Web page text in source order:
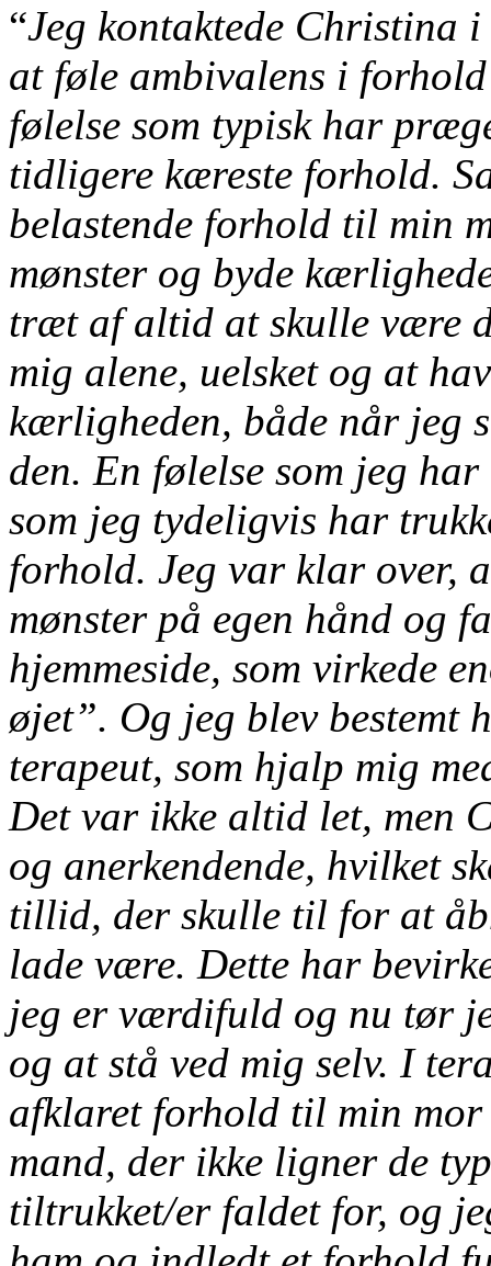
“Jeg kontaktede Christina
at føle ambivalens i
følelse som typisk har
tidligere kæreste forhold.
belastende forhold til min
mønster og byde
træt af altid at skulle være
mig alene, uelsket og at
kærligheden, både når jeg
den. En følelse som jeg
som jeg tydeligvis har
forhold. Jeg var klar over,
mønster på egen hånd og
hjemmeside, som virkede
øjet”. Og jeg blev bestemt
terapeut, som hjalp mig
Det var ikke altid let, men
og anerkendende, hvilket
tillid, der skulle til for at
lade være. Dette har
jeg er værdifuld og nu tør
og at stå ved mig selv. I
afklaret forhold til min mor
mand, der ikke ligner de
tiltrukket/er faldet for, og